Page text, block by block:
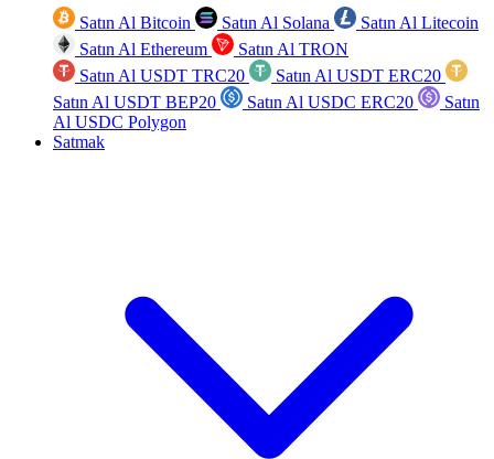
Satın Al Bitcoin Satın Al Solana
Satın Al Litecoin
Satın Al Ethereum
Satın Al TRON
Satın Al USDT TRC20
Satın Al USDT ERC20
Satın Al USDT BEP20
Satın Al USDC ERC20
Satın
Al USDC Polygon
Satmak